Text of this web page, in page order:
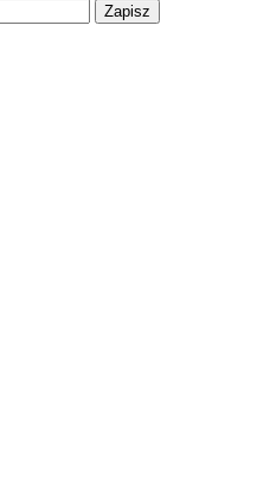
Zapisz